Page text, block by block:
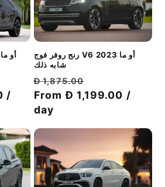
/
رنج روفر فوج V6 2023 أو ما
شابه ذلك
سعر
عادي
Đ 1,875.00
الخصم
From Đ 1,199.00 /
day